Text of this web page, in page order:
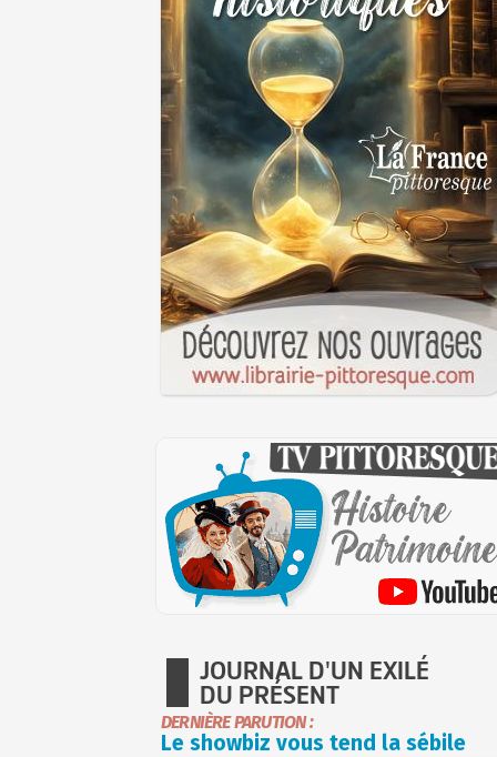
JOURNAL D'UN EXILÉ
DU PRÉSENT
DERNIÈRE PARUTION :
Le showbiz vous tend la sébile